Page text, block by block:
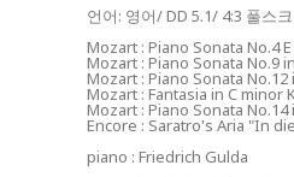
언어: 영어/ DD 5.1/ 4:3 풀스
Mozart : Piano Sonata No.4
Mozart : Piano Sonata No.9
Mozart : Piano Sonata No.12
Mozart : Fantasia in C minor
Mozart : Piano Sonata No.14
Encore : Saratro's Aria "In
piano : Friedrich Gulda